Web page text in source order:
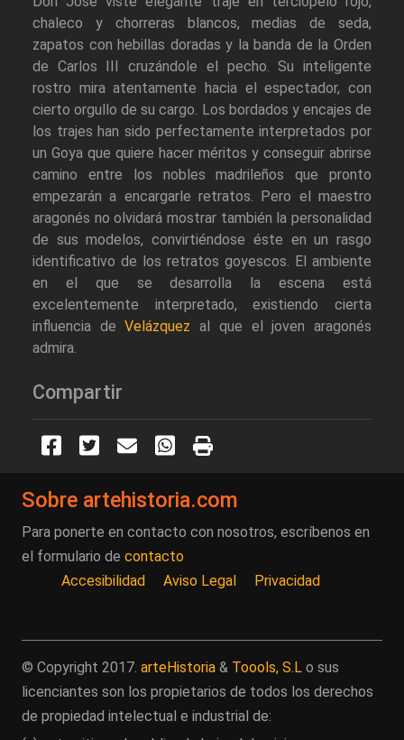
chaleco y chorreras blancos, medias de seda,
zapatos con hebillas doradas y la banda de la Orden
de Carlos III cruzándole el pecho. Su inteligente
rostro mira atentamente hacia el espectador, con
cierto orgullo de su cargo. Los bordados y encajes de
los trajes han sido perfectamente interpretados por
un Goya que quiere hacer méritos y conseguir abrirse
camino entre los nobles madrileños que pronto
empezarán a encargarle retratos. Pero el maestro
aragonés no olvidará mostrar también la personalidad
de sus modelos, convirtiéndose éste en un rasgo
identificativo de los retratos goyescos. El ambiente
en el que se desarrolla la escena está
excelentemente interpretado, existiendo cierta
influencia deVelázquez al que el joven aragonés
admira.
Compartir
Sobre artehistoria.com
Para ponerte en contacto con nosotros, escríbenos en
el formulario de contacto
Accesibilidad
Aviso Legal Privacidad
© Copyright 2017. arteHistoria & Toools, S.L o sus
licenciantes son los propietarios de todos los derechos
de propiedad intelectual e industrial de: